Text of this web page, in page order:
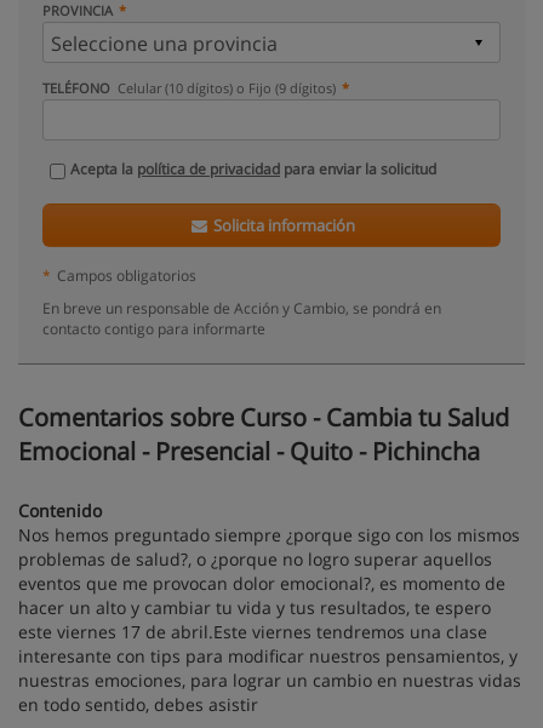
PROVINCIA
TELÉFONO Celular (10 dígitos) o Fijo (9 dígitos)
Acepta la política de privacidad para enviar la solicitud
Solicita información
* Campos obligatorios
En breve un responsable de Acción y Cambio, se pondrá en
contacto contigo para informarte
Comentarios sobre Curso - Cambia tu Salud
Emocional - Presencial - Quito - Pichincha
Contenido
Nos hemos preguntado siempre ¿porque sigo con los mismos
problemas de salud?, o ¿porque no logro superar aquellos
eventos que me provocan dolor emocional?, es momento de
hacer un alto y cambiar tu vida y tus resultados, te espero
este viernes 17 de abril.Este viernes tendremos una clase
interesante con tips para modificar nuestros pensamientos, y
nuestras emociones, para lograr un cambio en nuestras vidas
en todo sentido, debes asistir